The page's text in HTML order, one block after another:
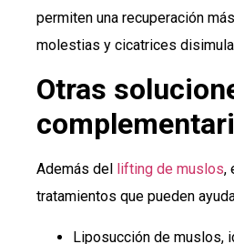
permiten una recuperación
molestias y cicatrices
Otras
Además del lifting de muslos,
tratamientos que pueden
Liposucción de muslos,